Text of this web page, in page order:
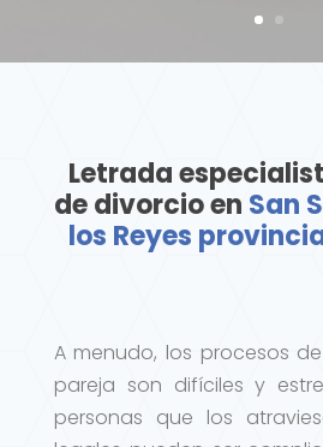
Letrada
de divorcio en San
los Reyes
A menudo, los procesos
pareja son difíciles y
personas que los